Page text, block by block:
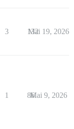
3 132
Mai 19, 2026
1 86Mai 9, 2026